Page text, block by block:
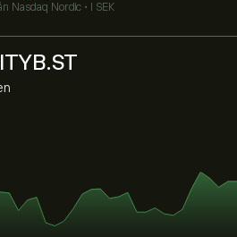
Nasdaq Nordic • I SEK